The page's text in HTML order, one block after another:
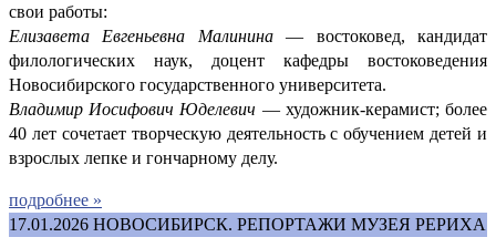
свои работы:
Елизавета Евгеньевна Малинина— востоковед, кандидат
филологических наук, доцент кафедры востоковедения
Новосибирского государственного университета.
Владимир Иосифович Юделевич — художник-керамист; более
40 лет сочетает творческую деятельность с обучением детей и
взрослых лепке и гончарному делу.
подробнее »
17.01.2026 НОВОСИБИРСК. РЕПОРТАЖИ МУЗЕЯ РЕРИХА